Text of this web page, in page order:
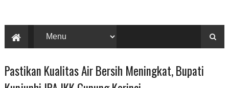
Pastikan Kualitas Air Bersih Meningkat, Bupati